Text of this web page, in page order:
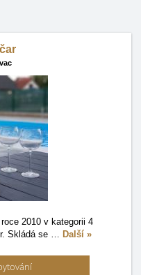
2010 v kategorii 4
Skládá se … Další »